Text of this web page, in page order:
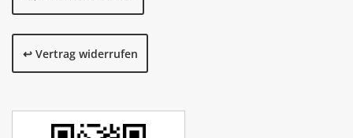
↩️ Vertrag widerrufen